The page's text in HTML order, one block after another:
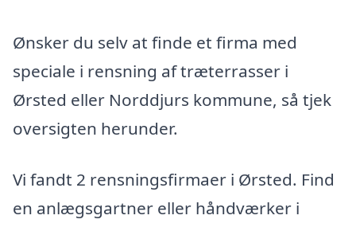
Ønsker du selv at finde et firma med
speciale i rensning af træterrasser i
Ørsted eller Norddjurs kommune, så tjek
oversigten herunder.
Vi fandt 2 rensningsfirmaer i Ørsted. Find
en anlægsgartner eller håndværker i